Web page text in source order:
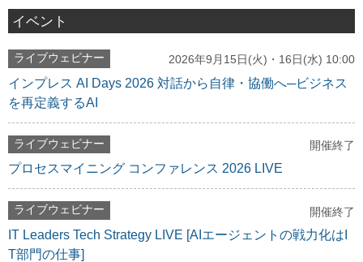
イベント
ライブウェビナー 2026年9月15日(火)・16日(水) 10:00
インプレス AI Days 2026 対話から自律・協働へ─ビジネス
を再定義するAI
ライブウェビナー 開催終了
プロセスマイニング コンファレンス 2026 LIVE
ライブウェビナー 開催終了
IT Leaders Tech Strategy LIVE [AIエージェントの戦力化はI
T部門の仕事]